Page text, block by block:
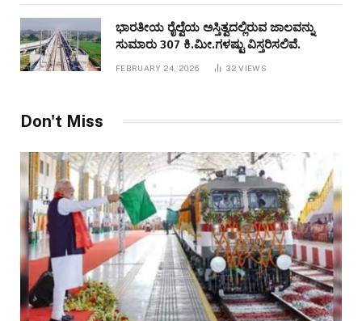
ಭಾರತೀಯ ರೈಲ್ವೆಯ ಅಸ್ತಿತ್ವದಲ್ಲಿರುವ ಜಾಲವನ್ನು
ಸುಮಾರು 307 ಕಿ.ಮೀ.ಗಳಷ್ಟು ವಿಸ್ತರಿಸಲಿವೆ.
FEBRUARY 24, 2026 32VIEWS
Don't Miss